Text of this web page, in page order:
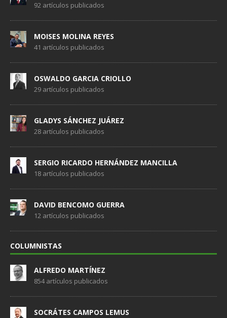
92 artículos publicados
MOISES MOLINA REYES
41 artículos publicados
OSWALDO GARCIA CRIOLLO
29 artículos publicados
GLADYS SÁNCHEZ JUÁREZ
28 artículos publicados
SERGIO RICARDO HERNÁNDEZ MANCILLA
18 artículos publicados
DAVID BENCOMO GUERRA
12 artículos publicados
COLUMNISTAS
ALFREDO MARTÍNEZ
854 artículos publicados
SOCRÁTES CAMPOS LEMUS